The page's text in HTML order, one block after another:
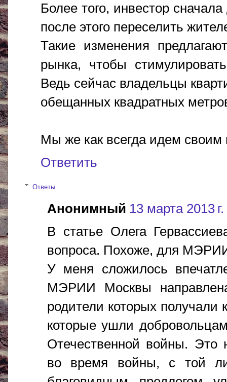
Более того, инвестор
после этого переселить
Такие изменения
рынка, чтобы
Ведь сейчас владельцы
обещанных квадратных
Мы же как всегда идем своим
Ответить
Ответы
Анонимный 13 марта 2013
В статье Олега
вопроса. Похоже, для
У меня сложилось
МЭРИИ Москвы
родители которых получали
которые ушли
Отечественной войны. Это
во время войны, с той